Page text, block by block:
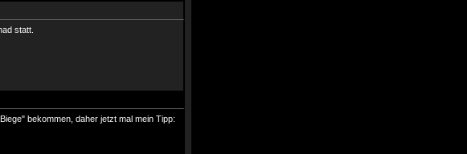
statt.
bekommen, daher jetzt mal mein Tipp: